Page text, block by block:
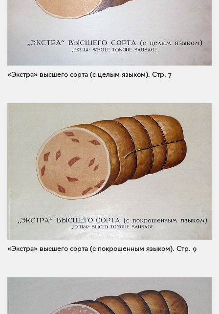
«Экстра» высшего сорта (с целым языком). Стр. 7
«Экстра» высшего сорта (с покрошенным языком). Стр. 9